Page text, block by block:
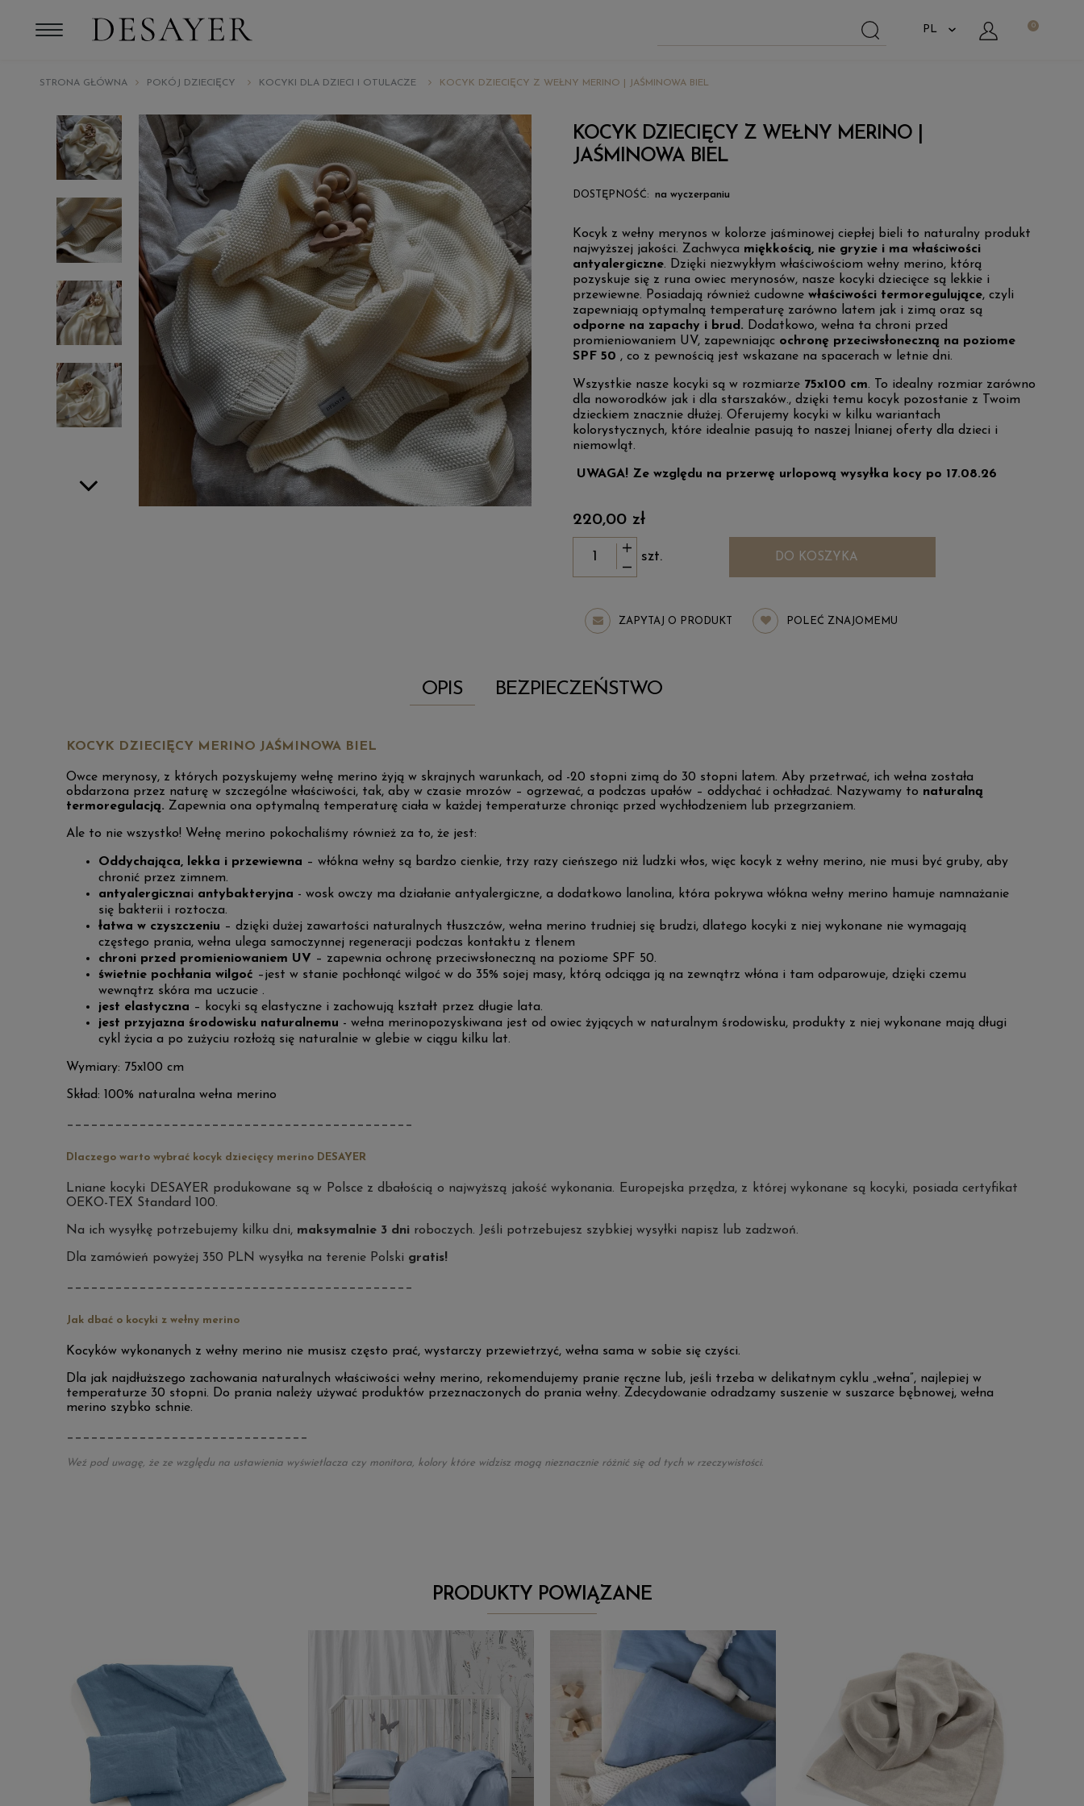
STRONA GŁÓWNA POKÓJ DZIECIĘCY KOCYKI DLA DZIECI I OTULACZE KOCYK DZIECIĘCY Z WEŁNY MERINO | JAŚMINOWA BIEL
KOCYK DZIECIĘCY Z WEŁNY MERINO |
JAŚMINOWA BIEL
DOSTĘPNOŚĆ: na wyczerpaniu
Kocyk z wełny merynos w kolorze jaśminowej ciepłej bieli to naturalny produkt
najwyższej jakości. Zachwyca miękkością, nie gryzie i ma właściwości
antyalergiczne. Dzięki niezwykłym właściwościom wełny merino, którą
pozyskuje się z runa owiec merynosów, nasze kocyki dziecięce są lekkie i
przewiewne. Posiadają również cudownewłaściwości termoregulujące, czyli
zapewniają optymalną temperaturę zarówno latem jak i zimą oraz są
odporne na zapachy i brud. Dodatkowo, wełna ta chroni przed
promieniowaniem UV, zapewniając ochronę przeciwsłoneczną na poziome
SPF 50 , co z pewnością jest wskazane na spacerach w letnie dni.
Wszystkie nasze kocyki są w rozmiarze 75x100 cm. To idealny rozmiar zarówno
dla noworodków jak i dla starszaków., dzięki temu kocyk pozostanie z Twoim
dzieckiem znacznie dłużej. Oferujemy kocyki w kilku wariantach
kolorystycznych, które idealnie pasują to naszej lnianej oferty dla dzieci i
niemowląt.
UWAGA! Ze względu na przerwę urlopową wysyłka kocy po 17.08.26
220,00 zł
szt. DO KOSZYKA
ZAPYTAJ O PRODUKT POLEĆ ZNAJOMEMU
OPIS BEZPIECZEŃSTWO
KOCYK DZIECIĘCY MERINO JAŚMINOWA BIEL
Owce merynosy, z których pozyskujemy wełnę merino żyją w skrajnych warunkach, od -20 stopni zimą do 30 stopni latem. Aby przetrwać, ich wełna została
obdarzona przez naturę w szczególne właściwości, tak, aby w czasie mrozów – ogrzewać, a podczas upałów – oddychać i ochładzać. Nazywamy to naturalną
termoregulacją. Zapewnia ona optymalną temperaturę ciała w każdej temperaturze chroniąc przed wychłodzeniem lub przegrzaniem.
Ale to nie wszystko! Wełnę merino pokochaliśmy również za to, że jest:
Oddychająca, lekka i przewiewna – włókna wełny są bardzo cienkie, trzy razy cieńszego niż ludzki włos, więc kocyk z wełny merino, nie musi być gruby, aby
chronić przez zimnem.
antyalergicznai antybakteryjna - wosk owczy ma działanie antyalergiczne, a dodatkowo lanolina, która pokrywa włókna wełny merino hamuje namnażanie
się bakterii i roztocza.
łatwa w czyszczeniu – dzięki dużej zawartości naturalnych tłuszczów, wełna merino trudniej się brudzi, dlatego kocyki z niej wykonane nie wymagają
częstego prania, wełna ulega samoczynnej regeneracji podczas kontaktu z tlenem
chroni przed promieniowaniem UV – zapewnia ochronę przeciwsłoneczną na poziome SPF 50.
świetnie pochłania wilgoć –jest w stanie pochłonąć wilgoć w do 35% sojej masy, którą odciąga ją na zewnątrz włóna i tam odparowuje, dzięki czemu
wewnątrz skóra ma uczucie .
jest elastyczna – kocyki są elastyczne i zachowują kształt przez długie lata.
jest przyjazna środowisku naturalnemu - wełna merinopozyskiwana jest od owiec żyjących w naturalnym środowisku, produkty z niej wykonane mają długi
cykl życia a po zużyciu rozłożą się naturalnie w glebie w ciągu kilku lat.
Wymiary: 75x100 cm
Skład: 100% naturalna wełna merino
___________________________________________
Dlaczego warto wybrać kocyk dziecięcy merino DESAYER
Lniane kocyki DESAYER produkowane są w Polsce z dbałością o najwyższą jakość wykonania. Europejska przędza, z której wykonane są kocyki, posiada certyfikat
OEKO-TEX Standard 100.
Na ich wysyłkę potrzebujemy kilku dni, maksymalnie 3 dni roboczych. Jeśli potrzebujesz szybkiej wysyłki napisz lub zadzwoń.
Dla zamówień powyżej 350 PLN wysyłka na terenie Polski gratis!
___________________________________________
Jak dbać o kocyki z wełny merino
Kocyków wykonanych z wełny merino nie musisz często prać, wystarczy przewietrzyć, wełna sama w sobie się czyści.
Dla jak najdłuższego zachowania naturalnych właściwości wełny merino, rekomendujemy pranie ręczne lub, jeśli trzeba w delikatnym cyklu „wełna”, najlepiej w
temperaturze 30 stopni. Do prania należy używać produktów przeznaczonych do prania wełny. Zdecydowanie odradzamy suszenie w suszarce bębnowej, wełna
merino szybko schnie.
______________________________
Weź pod uwagę, że ze względu na ustawienia wyświetlacza czy monitora, kolory które widzisz mogą nieznacznie różnić się od tych w rzeczywistości.
PRODUKTY POWIĄZANE